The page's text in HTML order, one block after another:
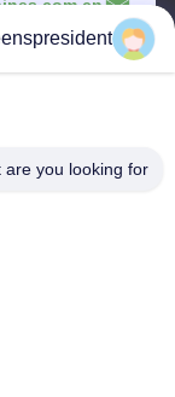
you looking for?